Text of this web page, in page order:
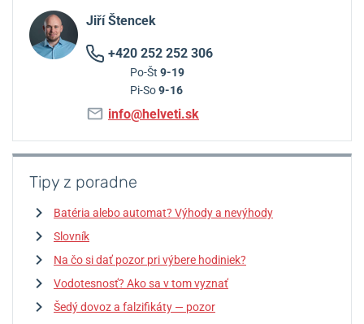
Jiří Štencek
+420 252 252 306
Po-Št 9-19
Pi-So9-16
info@helveti.sk
Tipy z poradne
Batéria alebo automat? Výhody a nevýhody
Slovník
Na čo si dať pozor pri výbere hodiniek?
Vodotesnosť? Ako sa v tom vyznať
Šedý dovoz a falzifikáty — pozor